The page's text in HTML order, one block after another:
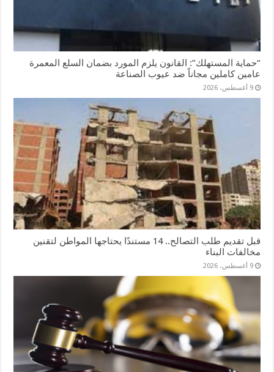
“حماية المستهلك”: القانون يلزم المورد بضمان السلع المعمرة
عامين كاملين مجاناً ضد عيوب الصناعة
9 أغسطس، 2026
قبل تقديم طلب التصالح.. 14 مستندًا يحتاجها المواطن لتقنين
مخالفات البناء
9 أغسطس، 2026